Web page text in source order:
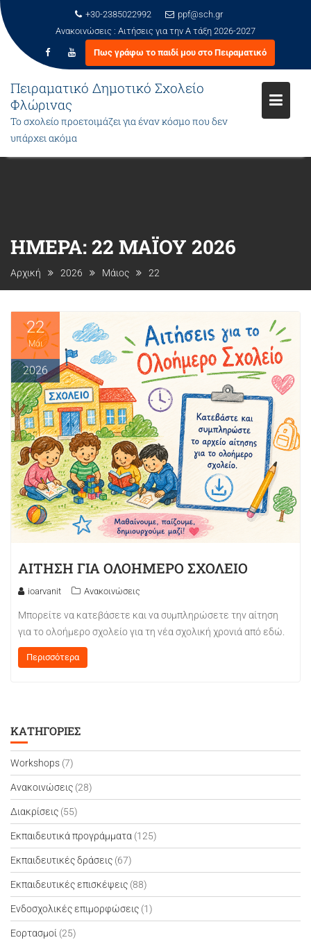
+30-2385022992
ppf@sch.gr
Ανακοινώσεις : Αιτήσεις για την Α τάξη 2026-2027
Πως γράφω το παιδί μου στο Πειραματικό
Πειραματικό Δημοτικό Σχολείο
Φλώρινας
Το σχολείο προετοιμάζει για έναν κόσμο που δεν
υπάρχει ακόμα
ΗΜΈΡΑ:22 ΜΑΪ́ΟΥ 2026
Αρχική 2026 Μάιος 22
22
Μάι
2026
ΑΙΤΗΣΗ ΓΙΑ ΟΛΟΗΜΕΡΟ ΣΧΟΛΕΙΟ
ioarvanit Ανακοινώσεις
Μπορείτε να κατεβάσετε και να συμπληρώσετε την αίτηση
για το ολοήμερο σχολείο για τη νέα σχολική χρονιά από εδώ.
Περισσότερα
ΚΑΤΗΓΟΡΊΕΣ
Workshops (7)
Ανακοινώσεις (28)
Διακρίσεις (55)
Εκπαιδευτικά προγράμματα (125)
Εκπαιδευτικές δράσεις (67)
Εκπαιδευτικές επισκέψεις (88)
Ενδοσχολικές επιμορφώσεις (1)
Εορτασμοί (25)